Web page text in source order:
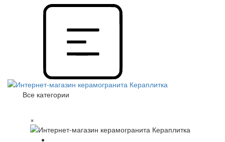
Все категории
×